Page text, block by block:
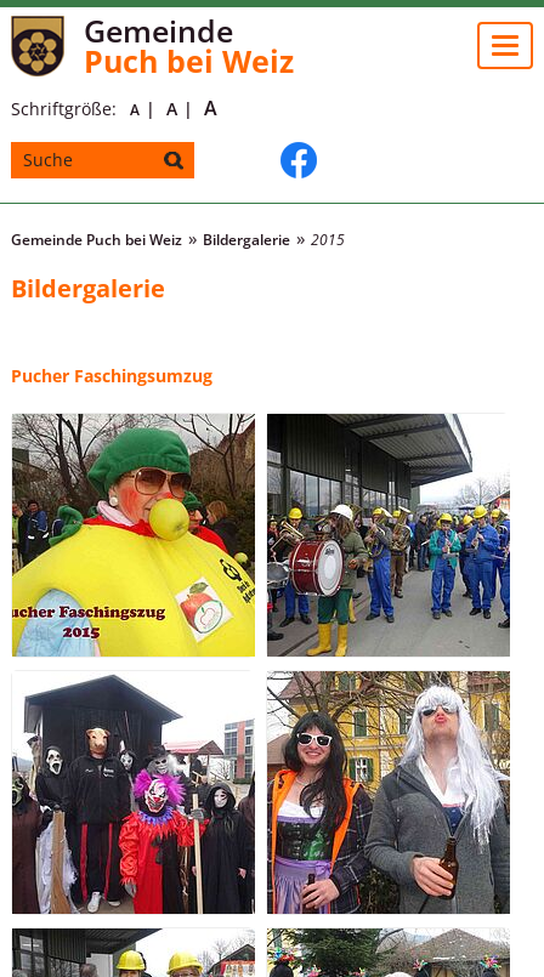
Gemeinde
Puch bei Weiz
Schriftgröße: A A A
Gemeinde Puch bei Weiz Bildergalerie 2015
Bildergalerie
Pucher Faschingsumzug